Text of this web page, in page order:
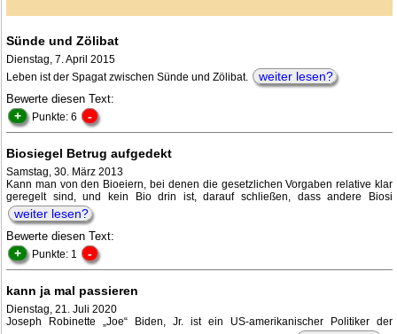
Sünde und Zölibat
Dienstag, 7. April 2015
Leben ist der Spagat zwischen Sünde und Zölibat.
weiter lesen?
Bewerte diesen Text:
+ Punkte: 6 -
Biosiegel Betrug aufgedekt
Samstag, 30. März 2013
Kann man von den Bioeiern, bei denen die gesetzlichen Vorgaben relative klar
geregelt sind, und kein Bio drin ist, darauf schließen, dass andere Biosi
weiter lesen?
Bewerte diesen Text:
+ Punkte: 1 -
kann ja mal passieren
Dienstag, 21. Juli 2020
Joseph Robinette „Joe“ Biden, Jr. ist ein US-amerikanischer Politiker der